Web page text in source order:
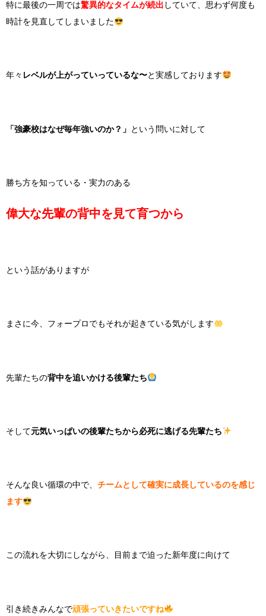
特に最後の一周では驚異的なタイムが続出 していて、思わず何度も
時計を見直してしまいました
年々 レベルが上がっていっているな〜と実感しております
「強豪校はなぜ毎年強いのか？」 という問いに対して
勝ち方を知っている・実力のある
偉大な先輩の背中を見て育つから
という話がありますが
まさに今、フォープロでもそれが起きている気がします
先輩たちの背中を追いかける後輩たち
そして元気いっぱいの後輩たちから必死に逃げる先輩たち
そんな良い循環の中で、 チームとして確実に成長しているのを感じ
ます
この流れを大切にしながら、目前まで迫った新年度に向けて
引き続きみんなで頑張っていきたいですね